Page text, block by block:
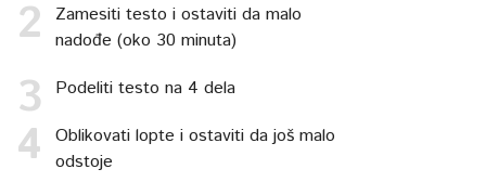
Zamesiti testo i ostaviti da malo
nadođe (oko 30 minuta)
Podeliti testo na 4 dela
Oblikovati lopte i ostaviti da još malo
odstoje